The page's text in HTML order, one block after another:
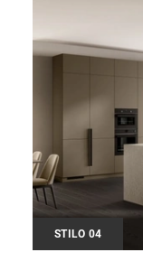
STILO 04